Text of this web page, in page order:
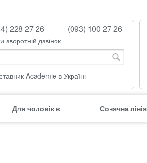
228 27 26 (093) 100 27 26
зворотній дзвінок
Academie в Україні
Для чоловіків Сонячна лінія